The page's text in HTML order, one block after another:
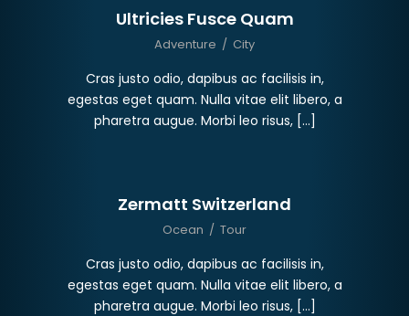
Ultricies Fusce Quam
Adventure / City
Cras justo odio, dapibus ac facilisis in,
egestas eget quam. Nulla vitae elit libero, a
pharetra augue. Morbi leo risus, […]
Zermatt Switzerland
Ocean / Tour
Cras justo odio, dapibus ac facilisis in,
egestas eget quam. Nulla vitae elit libero, a
pharetra augue. Morbi leo risus, […]